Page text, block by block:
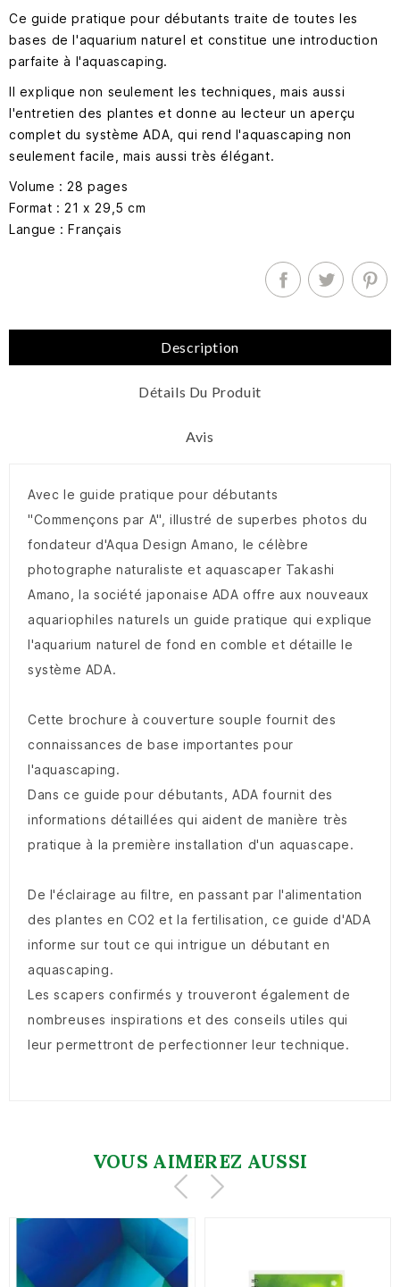
Ce guide pratique pour débutants traite de toutes les
bases de l'aquarium naturel et constitue une introduction
parfaite à l'aquascaping.
Il explique non seulement les techniques, mais aussi
l'entretien des plantes et donne au lecteur un aperçu
complet du système ADA, qui rend l'aquascaping non
seulement facile, mais aussi très élégant.
Volume : 28 pages
Format : 21 x 29,5 cm
Langue : Français
Description
Détails Du Produit
Avis
Avec le guide pratique pour débutants
"Commençons par A", illustré de superbes photos du
fondateur d'Aqua Design Amano, le célèbre
photographe naturaliste et aquascaper Takashi
Amano, la société japonaise ADA offre aux nouveaux
aquariophiles naturels un guide pratique qui explique
l'aquarium naturel de fond en comble et détaille le
système ADA.
Cette brochure à couverture souple fournit des
connaissances de base importantes pour
l'aquascaping.
Dans ce guide pour débutants, ADA fournit des
informations détaillées qui aident de manière très
pratique à la première installation d'un aquascape.
De l'éclairage au filtre, en passant par l'alimentation
des plantes en CO2 et la fertilisation, ce guide d'ADA
informe sur tout ce qui intrigue un débutant en
aquascaping.
Les scapers confirmés y trouveront également de
nombreuses inspirations et des conseils utiles qui
leur permettront de perfectionner leur technique.
VOUS AIMEREZ AUSSI